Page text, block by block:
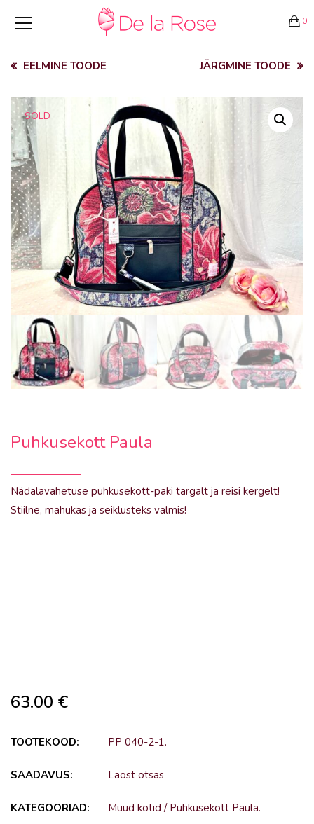
0
EELMINE TOODE JÄRGMINE TOODE
SOLD
Puhkusekott Paula
Nädalavahetuse puhkusekott-paki targalt ja reisi kergelt!
Stiilne, mahukas ja seiklusteks valmis!
63.00 €
TOOTEKOOD: PP 040-2-1.
SAADAVUS: Laost otsas
KATEGOORIAD: Muud kotid / Puhkusekott Paula.